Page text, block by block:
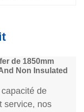
de 1850mm
Non Insulated
de
service, nos